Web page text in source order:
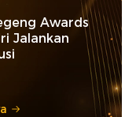
Awards
Jalankan